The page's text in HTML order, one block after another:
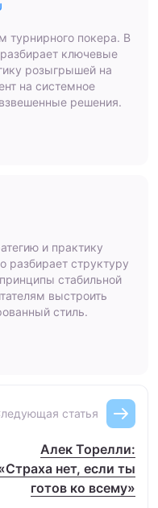
турнирного покера. В
ключевые
розыгрышей на
на системное
решения.
и практику
разбирает структуру
стабильной
выстроить
стиль.
статья
Алек Торелли:
нет, если ты
готов ко всему»